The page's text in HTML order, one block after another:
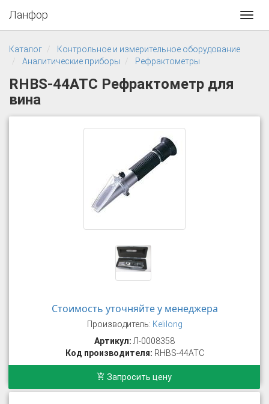
Ланфор
Каталог
Контрольное и измерительное оборудование
Аналитические приборы
Рефрактометры
RHBS-44ATC Рефрактометр для
вина
Стоимость уточняйте у менеджера
Производитель: Kelilong
Артикул: Л-0008358
Код производителя: RHBS-44ATC
Запросить цену